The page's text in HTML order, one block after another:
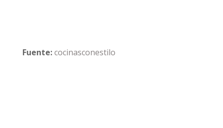
Fuente:cocinasconestilo